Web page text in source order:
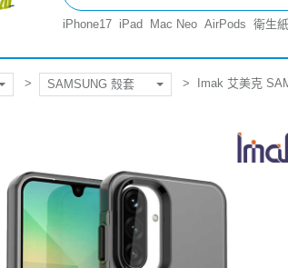
iPhone17 iPad Mac Neo AirPods 衛生紙
SAMSUNG 殼套 Imak 艾美克